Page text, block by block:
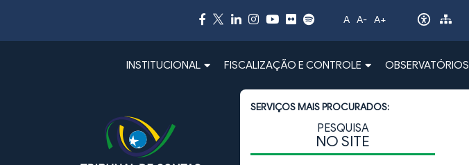
A A- A+
INSTITUCIONAL FISCALIZAÇÃO E CONTROLE OBSERVATÓRIOS
SERVIÇOS MAIS PROCURADOS:
PESQUISA
NO SITE